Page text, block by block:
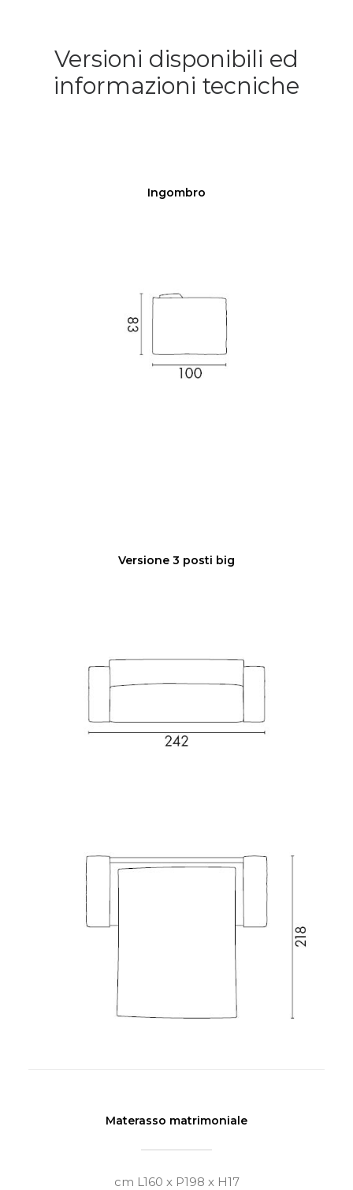
Versioni disponibili ed
informazioni tecniche
Ingombro
Versione 3 posti big
Materasso matrimoniale
cm L160 x P198 x H17